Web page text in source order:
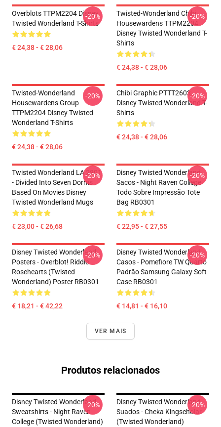
Overblots TTPM2204 Disney
Twisted Wonderland T-Shirts
€ 24,38 - € 28,06
-20%
Twisted-Wonderland Chibi
Housewardens TTPM2204
Disney Twisted Wonderland T-
Shirts
€ 24,38 - € 28,06
-20%
Twisted-Wonderland
Housewardens Group
TTPM2204 Disney Twisted
Wonderland T-Shirts
€ 24,38 - € 28,06
-20%
Chibi Graphic PTTT2603
Disney Twisted Wonderland T-
Shirts
€ 24,38 - € 28,06
-20%
Twisted Wonderland LA 2801
- Divided Into Seven Dorms
Based On Movies Disney
Twisted Wonderland Mugs
€ 23,00 - € 26,68
-20%
Disney Twisted Wonderland
Sacos - Night Raven College
Todo Sobre Impressão Tote
Bag RB0301
€ 22,95 - € 27,55
-20%
Disney Twisted Wonderland
Posters - Overblot! Riddle
Rosehearts (Twisted
Wonderland) Poster RB0301
€ 18,21 - € 42,22
-20%
Disney Twisted Wonderland
Casos - Pomefiore TW Quarto
Padrão Samsung Galaxy Soft
Case RB0301
€ 14,81 - € 16,10
-20%
VER MAIS
Produtos relacionados
Disney Twisted Wonderland
Sweatshirts - Night Raven
College (Twisted Wonderland)
-20%
Disney Twisted Wonderland
Suados - Cheka Kingscholar
(Twisted Wonderland)
-20%